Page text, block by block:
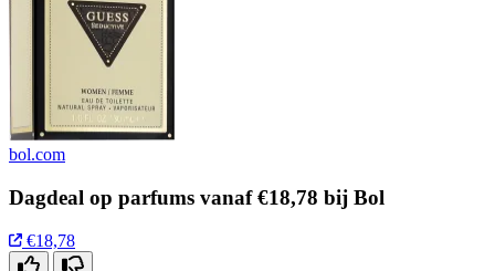
bol.com
Dagdeal op parfums vanaf €18,78 bij Bol
€18,78